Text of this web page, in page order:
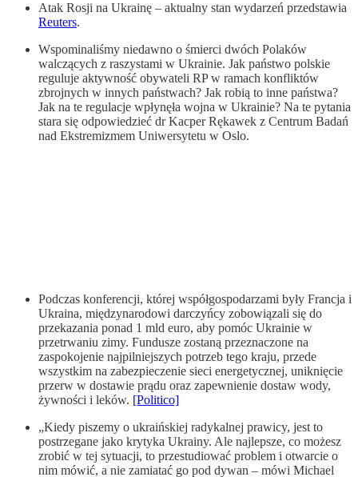
Atak Rosji na Ukrainę – aktualny stan wydarzeń przedstawia
Reuters.
Wspominaliśmy niedawno o śmierci dwóch Polaków
walczących z raszystami w Ukrainie. Jak państwo polskie
reguluje aktywność obywateli RP w ramach konfliktów
zbrojnych w innych państwach? Jak robią to inne państwa?
Jak na te regulacje wpłynęła wojna w Ukrainie? Na te pytania
stara się odpowiedzieć dr Kacper Rękawek z Centrum Badań
nad Ekstremizmem Uniwersytetu w Oslo.
Podczas konferencji, której współgospodarzami były Francja i
Ukraina, międzynarodowi darczyńcy zobowiązali się do
przekazania ponad 1 mld euro, aby pomóc Ukrainie w
przetrwaniu zimy. Fundusze zostaną przeznaczone na
zaspokojenie najpilniejszych potrzeb tego kraju, przede
wszystkim na zabezpieczenie sieci energetycznej, uniknięcie
przerw w dostawie prądu oraz zapewnienie dostaw wody,
żywności i leków. [Politico]
„Kiedy piszemy o ukraińskiej radykalnej prawicy, jest to
postrzegane jako krytyka Ukrainy. Ale najlepsze, co możesz
zrobić w tej sytuacji, to przestudiować problem i otwarcie o
nim mówić, a nie zamiatać go pod dywan – mówi Michael